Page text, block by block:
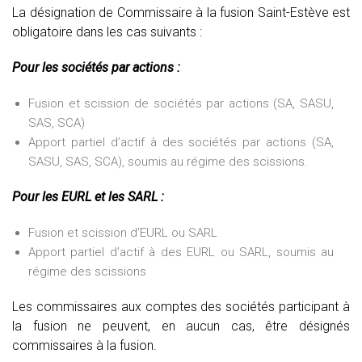
La désignation de Commissaire à la fusion Saint-Estève est
obligatoire dans les cas suivants :
Pour les sociétés par actions :
Fusion et scission de sociétés par actions (SA, SASU,
SAS, SCA)
Apport partiel d’actif à des sociétés par actions (SA,
SASU, SAS, SCA), soumis au régime des scissions.
Pour les EURL et les SARL :
Fusion et scission d’EURL ou SARL
Apport partiel d’actif à des EURL ou SARL, soumis au
régime des scissions
Les commissaires aux comptes des sociétés participant à
la fusion ne peuvent, en aucun cas, être désignés
commissaires à la fusion.